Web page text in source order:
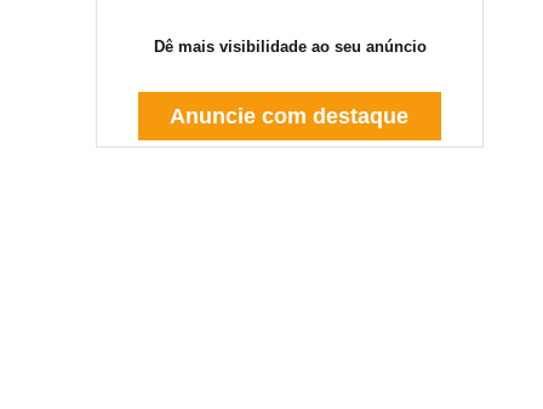
Dê mais visibilidade ao seu anúncio
Anuncie com destaque